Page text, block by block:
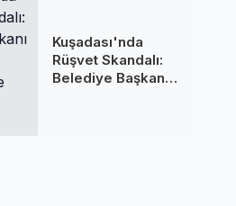
Kuşadası'nda
Rüşvet Skandalı:
Belediye Başkanı